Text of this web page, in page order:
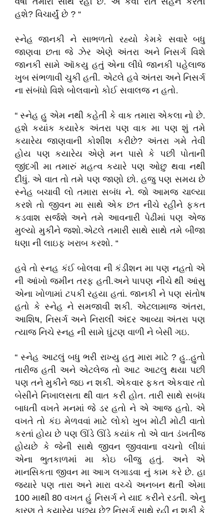
હશે? વિચાર્યું છે ? “
સ્નેહ જાનકી ને સાભળતો રહ્યો કેમકે સવારે બધુ
જાણવા છતા જે ઝેર એણે અંતરા અને નિસર્ગ વિશે
જાનકી સામે ઑકયુ હતું એના લીધે જાનકી પહેલાજ
ખુબ સંભળાવી ચુકી હતી. એટલે હવે અંતરા અને નિસર્ગ
ના સંબંધો વિશે બોલવાનો કોઈ સવાલજ ન હતો.
“ સ્નેહ હુ એમ નથી કહેતી કે વાક તમારા એકલા નો છે.
હશે કયાંક કયારેક અંતરા પણ વાક મા પણ શું તમે
કયારેય જાણવાની કોશીશ કરીછે? અંતરા ગમે તેવી
હોય પણ કયારેય એણે મન પાસે કે પછી પોતાની
જીંદગી મા તમારું મહત્વ કયારે પણ ઓછુ થવા નથી
દીધું. એ વાત તો તમે પણ જાણો છો. હજુ પણ સમય છે
સ્નેહ બચાવી લો તમારા સબંધ ને. જો આમજ ચાલ્યા
કરશે તો જીવન મા સાથે એક છત નીચે રહીને ફકત
કડવાશ સર્જશે અને તમે આવનારી પેઢીમાં પણ એજ
મુલ્યો મુકીને જશો.એટલે તમારી સાથે સાથે તમે બીજા
ધણા ની લાઇફ ખરાબ કરશો. “
હવે તો સ્નહ કંઈ બોલવા ની કંડીશન મા પણ નહતો એ
ની આંખો જમીન તરફ હતી.અને પાપણ નીચે થી આંસુ
એના ખોળામાં ટપકી રહયા હતાં. જાનકી ને પણ સંતોષ
હતો કે સ્નેહ ને સમજાવી શકી. એટલામાજ અંતરા,
આશિષ, નિસર્ગ અને નિરાલી અંદર આવ્યા અંતરા પણ
ત્યાજ નિચે સ્નહ ની સામે ઘુંટણ વાળી ને બેસી ગઇ.
“ સ્નેહ આટલું બધુ ભરી રાખ્યુ હતુ મારા માટે ? હુ..હુતો
તારીજ હતી અને એટલેજ તો આટ આટલુ થયા પછી
પણ તને મુકીને જઇ ન શકી. એકવાર ફકત એકવાર તો
બેસીને નિખાલસતા થી વાત કરી હોત. તારી સાથે સબંધ
બાધતી વખતે મનમાં જે ડર હતો ને એ આજ હતો. એ
વખતે તો કંઇ મેળવવાં માટે લોકો ખુબ મોટી મોટી વાતો
કરતાં હોય છે પણ ઊંડે ઊંડે કયાંક તો એ વાત ડંખતીજ
હોયછે કે જેની સાથે જીવન જીવવાના વચનો લીધાં
એના ભુતકાળમાં મા કોઇ બીજુ હતું. અને એ
માનસિકતા જીવન મા આગ લગાડવા નું કામ કરે છે. હા
જયારે પણ તારા અને મારા વચ્ચે અનબન થતી એમા
100 માથી 80 વખત હું નિસર્ગ ને યાદ કરીને રડતી. એનુ
કારણ તે કયારેય પુછ્યુ છે? નિસર્ગ સાથે રહી ન શકી કે